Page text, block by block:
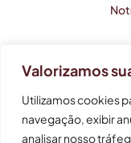
Valorizamos
Utilizamos cookies
navegação, exibir
analisar nosso
Este perfil
não
As